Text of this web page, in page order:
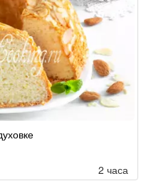
2 часа